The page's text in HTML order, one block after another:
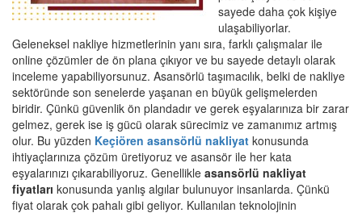
sayede daha çok kişiye
ulaşabiliyorlar.
Geleneksel nakliye hizmetlerinin yanı sıra, farklı çalışmalar ile
online çözümler de ön plana çıkıyor ve bu sayede detaylı olarak
inceleme yapabiliyorsunuz. Asansörlü taşımacılık, belki de nakliye
sektöründe son senelerde yaşanan en büyük gelişmelerden
biridir. Çünkü güvenlik ön plandadır ve gerek eşyalarınıza bir zarar
gelmez, gerek ise iş gücü olarak sürecimiz ve zamanımız artmış
olur. Bu yüzden Keçiören asansörlü nakliyat konusunda
ihtiyaçlarınıza çözüm üretiyoruz ve asansör ile her kata
eşyalarınızı çıkarabiliyoruz. Genellikle asansörlü nakliyat
fiyatları konusunda yanlış algılar bulunuyor insanlarda. Çünkü
fiyat olarak çok pahalı gibi geliyor. Kullanılan teknolojinin